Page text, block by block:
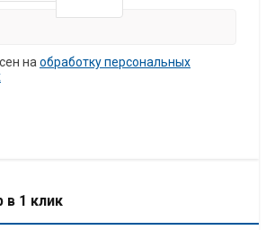
на обработку персональных
в 1 клик